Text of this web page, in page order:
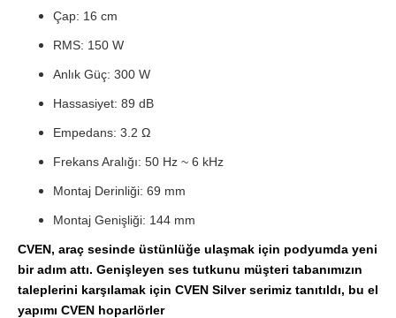
Çap: 16 cm
RMS: 150 W
Anlık Güç: 300 W
Hassasiyet: 89 dB
Empedans: 3.2 Ω
Frekans Aralığı: 50 Hz ~ 6 kHz
Montaj Derinliği: 69 mm
Montaj Genişliği: 144 mm
CVEN, araç sesinde üstünlüğe ulaşmak için podyumda yeni
bir adım attı. Genişleyen ses tutkunu müşteri tabanımızın
taleplerini karşılamak için CVEN Silver serimiz tanıtıldı, bu el
yapımı CVEN hoparlörler